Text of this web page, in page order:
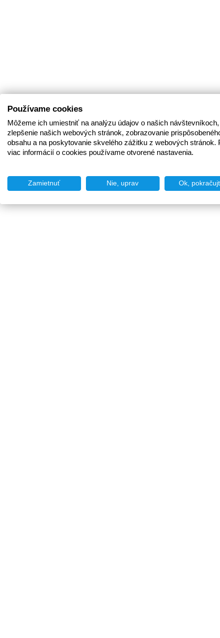
Používame cookies
Môžeme ich umiestniť na analýzu údajov o našich
zlepšenie našich webových stránok, zobrazovanie
obsahu a na poskytovanie skvelého zážitku z webových stránok.
viac informácií o cookies používame otvorené nastavenia.
Zamietnuť Nie, uprav Ok,